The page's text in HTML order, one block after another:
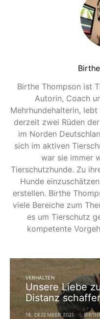
Birthe Thompson ist
Autorin, Coach
Mehrhundehalterin,
derzeit zwei Rüden
im Norden
sich im aktiven
war sie immer
Tierschutzhunde. Zu
Hunde
erstellen. Birthe
viele Bereiche zum
es um Tierschutz
kompetente
VERHALTEN
Unsere Liebe
Distanz
18. DEZEMBER 2021